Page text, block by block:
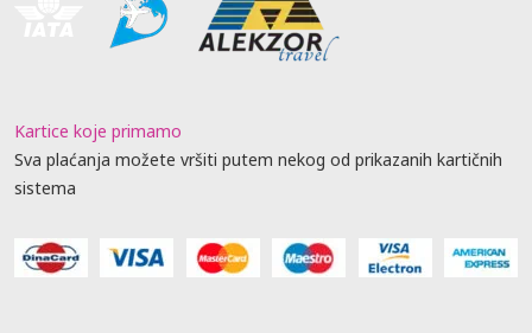
Kartice koje primamo
Sva plaćanja možete vršiti putem nekog od prikazanih kartičnih
sistema